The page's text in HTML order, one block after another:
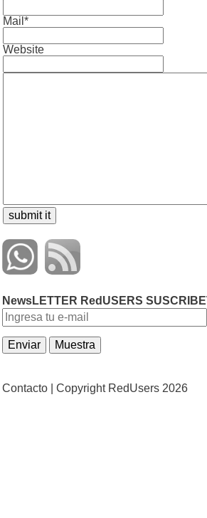
Mail*
Website
NewsLETTER RedUSERS
Contacto | Copyright RedUsers 2026